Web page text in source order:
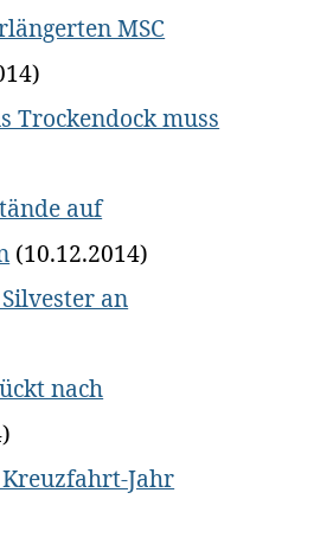
MSC
Trockendock muss
auf
(10.12.2014)
an
nach
Jahr